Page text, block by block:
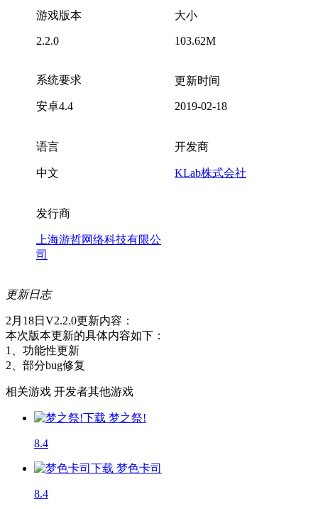
游戏版本
2.2.0
大小
103.62M
系统要求
安卓4.4
更新时间
2019-02-18
语言
中文
开发商
KLab株式会社
发行商
上海游哲网络科技有限公
司
更新日志
2月18日V2.2.0更新内容：
本次版本更新的具体内容如下：
1、功能性更新
2、部分bug修复
相关游戏 开发者其他游戏
梦之祭!
8.4
梦色卡司
8.4